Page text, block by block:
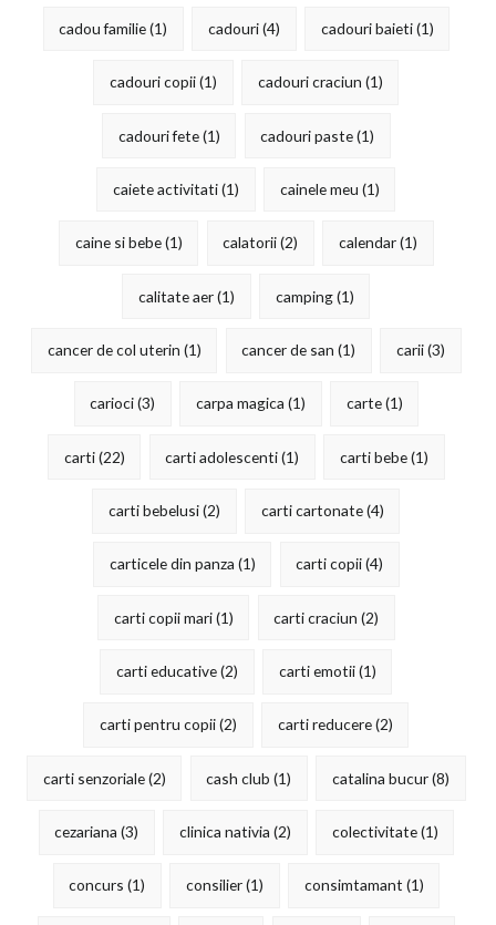
cadou familie(1) cadouri(4) cadouri baieti(1)
cadouri copii(1) cadouri craciun (1)
cadouri fete(1) cadouri paste(1)
caiete activitati(1) cainele meu (1)
caine si bebe(1) calatorii(2) calendar(1)
calitate aer(1) camping(1)
cancer de col uterin (1) cancer de san (1) carii(3)
carioci(3) carpa magica (1) carte(1)
carti(22) carti adolescenti(1) carti bebe(1)
carti bebelusi(2) carti cartonate(4)
carticele din panza (1) carti copii(4)
carti copii mari(1) carti craciun (2)
carti educative(2) carti emotii(1)
carti pentru copii(2) carti reducere(2)
carti senzoriale(2) cash club (1) catalina bucur(8)
cezariana (3) clinica nativia (2) colectivitate(1)
concurs (1) consilier(1) consimtamant (1)